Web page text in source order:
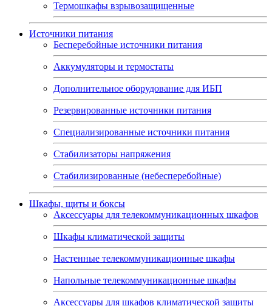
Термошкафы взрывозащищенные
Источники питания
Бесперебойные источники питания
Аккумуляторы и термостаты
Дополнительное оборудование для ИБП
Резервированные источники питания
Специализированные источники питания
Стабилизаторы напряжения
Стабилизированные (небесперебойные)
Шкафы, щиты и боксы
Аксессуары для телекоммуникационных шкафов
Шкафы климатической защиты
Настенные телекоммуникационные шкафы
Напольные телекоммуникационные шкафы
Аксессуары для шкафов климатической защиты